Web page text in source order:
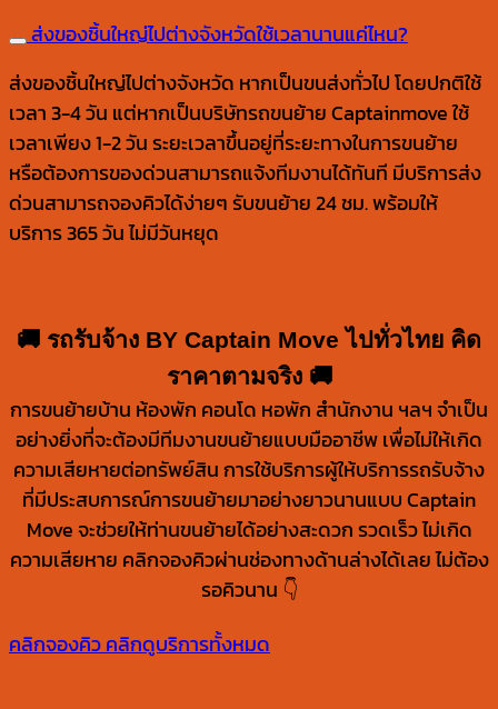
ส่งของชิ้นใหญ่ไปต่างจังหวัดใช้เวลานานแค่ไหน?
ส่งของชิ้นใหญ่ไปต่างจังหวัด หากเป็นขนส่งทั่วไป โดยปกติใช้
เวลา 3-4 วัน แต่หากเป็นบริษัทรถขนย้าย Captainmove ใช้
เวลาเพียง 1-2 วัน ระยะเวลาขึ้นอยู่ที่ระยะทางในการขนย้าย
หรือต้องการของด่วนสามารถแจ้งทีมงานได้ทันที มีบริการส่ง
ด่วนสามารถจองคิวได้ง่ายๆ รับขนย้าย 24 ชม. พร้อมให้
บริการ 365 วัน ไม่มีวันหยุด
🚚 รถรับจ้าง BY Captain Move ไปทั่วไทย คิด
ราคาตามจริง 🚚
การขนย้ายบ้าน ห้องพัก คอนโด หอพัก สำนักงาน ฯลฯ จำเป็น
อย่างยิ่งที่จะต้องมีทีมงานขนย้ายแบบมืออาชีพ เพื่อไม่ให้เกิด
ความเสียหายต่อทรัพย์สิน การใช้บริการผู้ให้บริการรถรับจ้าง
ที่มีประสบการณ์การขนย้ายมาอย่างยาวนานแบบ Captain
Move จะช่วยให้ท่านขนย้ายได้อย่างสะดวก รวดเร็ว ไม่เกิด
ความเสียหาย คลิกจองคิวผ่านช่องทางด้านล่างได้เลย ไม่ต้อง
รอคิวนาน 👇
คลิกจองคิวคลิกดูบริการทั้งหมด